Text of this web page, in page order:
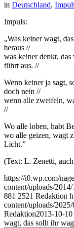
in Deutschland,
Impuls:
„Was keiner wagt,
heraus //
was keiner denkt,
führt aus. //
Wenn keiner ja sagt,
doch nein //
wenn alle zweifeln,
//
Wo alle loben, habt
wo alle geizen, wagt
Licht.”
(Text: L. Zenetti,
https://i0.wp.com/
content/uploads/
881 2521 Redaktion
content/uploads/
Redaktion2013-10-
wagt, das sollt ihr